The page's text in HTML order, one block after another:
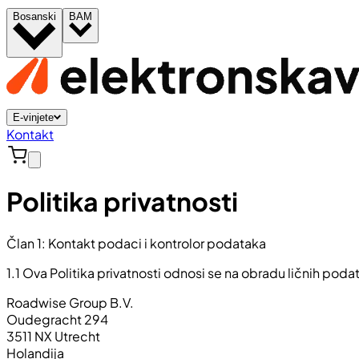
Bosanski BAM
E-vinjete
Kontakt
Politika privatnosti
Član 1: Kontakt podaci i kontrolor podataka
1.1 Ova Politika privatnosti odnosi se na obradu ličnih
Roadwise Group B.V.
Oudegracht 294
3511 NX Utrecht
Holandija